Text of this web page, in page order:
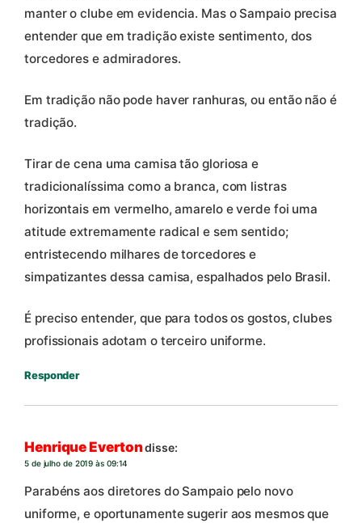
manter o clube em evidencia. Mas o Sampaio precisa
entender que em tradição existe sentimento, dos
torcedores e admiradores.
Em tradição não pode haver ranhuras, ou então não é
tradição.
Tirar de cena uma camisa tão gloriosa e
tradicionalíssima como a branca, com listras
horizontais em vermelho, amarelo e verde foi uma
atitude extremamente radical e sem sentido;
entristecendo milhares de torcedores e
simpatizantes dessa camisa, espalhados pelo Brasil.
É preciso entender, que para todos os gostos, clubes
profissionais adotam o terceiro uniforme.
Responder
Henrique Evertondisse:
5 de julho de 2019 às 09:14
Parabéns aos diretores do Sampaio pelo novo
uniforme, e oportunamente sugerir aos mesmos que